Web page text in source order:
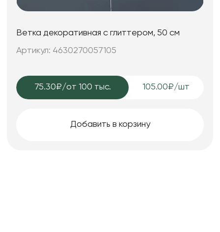
Ветка декоративная с глиттером, 50 см
Артикул: 4630270057105
75.30₽/от 100 тыс. 105.00₽/шт
Добавить в корзину